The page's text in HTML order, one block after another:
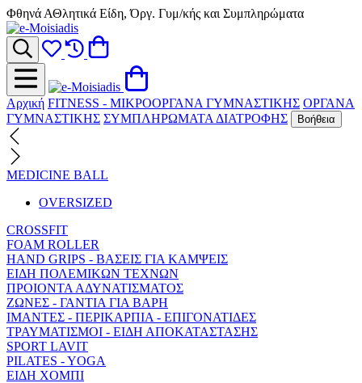
Φθηνά ΑΘλητικά Είδη, Όργ. Γυμ/κής και Συμπληρώματα
Αρχική FITNESS - ΜΙΚΡΟΟΡΓΑΝΑ ΓΥΜΝΑΣΤΙΚΗΣ ΟΡΓΑΝΑ
ΓΥΜΝΑΣΤΙΚΗΣ ΣΥΜΠΛΗΡΩΜΑΤΑ ΔΙΑΤΡΟΦΗΣ Βοήθεια
MEDICINE BALL
OVERSIZED
CROSSFIT
FOAM ROLLER
HAND GRIPS - ΒΑΣΕΙΣ ΓΙΑ ΚΑΜΨΕΙΣ
ΕΙΔΗ ΠΟΛΕΜΙΚΩΝ ΤΕΧΝΩΝ
ΠΡΟΙΟΝΤΑ ΑΔΥΝΑΤΙΣΜΑΤΟΣ
ΖΩΝΕΣ - ΓΑΝΤΙΑ ΓΙΑ ΒΑΡΗ
ΙΜΑΝΤΕΣ - ΠΕΡΙΚΑΡΠΙΑ - ΕΠΙΓΟΝΑΤΙΔΕΣ
ΤΡΑΥΜΑΤΙΣΜΟΙ - ΕΙΔΗ ΑΠΟΚΑΤΑΣΤΑΣΗΣ
SPORT LAVIT
PILATES - YOGA
ΕΙΔΗ ΧΟΜΠΙ